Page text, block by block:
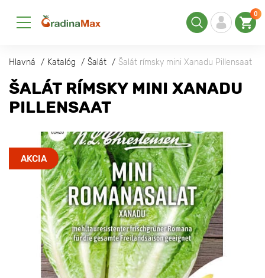
0
Hlavná Katalóg Šalát Šalát rímsky mini Xanadu Pillensaat
ŠALÁT RÍMSKY MINI XANADU
PILLENSAAT
AKCIA